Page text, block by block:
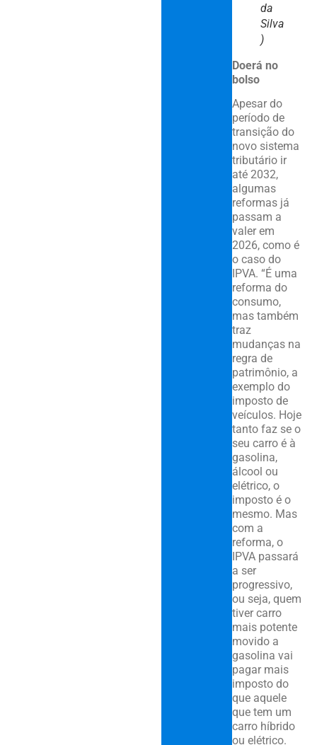
da
Silva
)
Doerá no
bolso
Apesar do
período de
transição do
novo sistema
tributário ir
até 2032,
algumas
reformas já
passam a
valer em
2026, como é
o caso do
IPVA. “É uma
reforma do
consumo,
mas também
traz
mudanças na
regra de
patrimônio, a
exemplo do
imposto de
veículos. Hoje
tanto faz se o
seu carro é à
gasolina,
álcool ou
elétrico, o
imposto é o
mesmo. Mas
com a
reforma, o
IPVA passará
a ser
progressivo,
ou seja, quem
tiver carro
mais potente
movido a
gasolina vai
pagar mais
imposto do
que aquele
que tem um
carro híbrido
ou elétrico.